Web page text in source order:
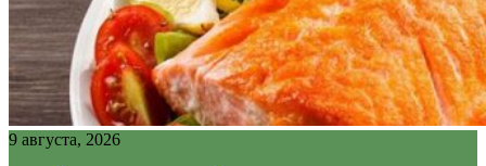
9 августа, 2026